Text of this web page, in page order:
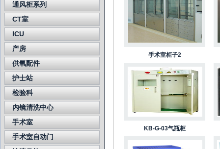
通风柜系列
CT室
ICU
产房
供氧配件
护士站
检验科
内镜清洗中心
手术室
手术室自动门
手术室柜子2
KB-G-03气瓶柜